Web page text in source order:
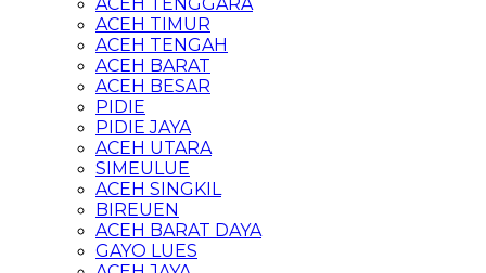
ACEH TIMUR
ACEH TENGAH
ACEH BARAT
ACEH BESAR
PIDIE
PIDIE JAYA
ACEH UTARA
SIMEULUE
ACEH SINGKIL
BIREUEN
ACEH BARAT DAYA
GAYO LUES